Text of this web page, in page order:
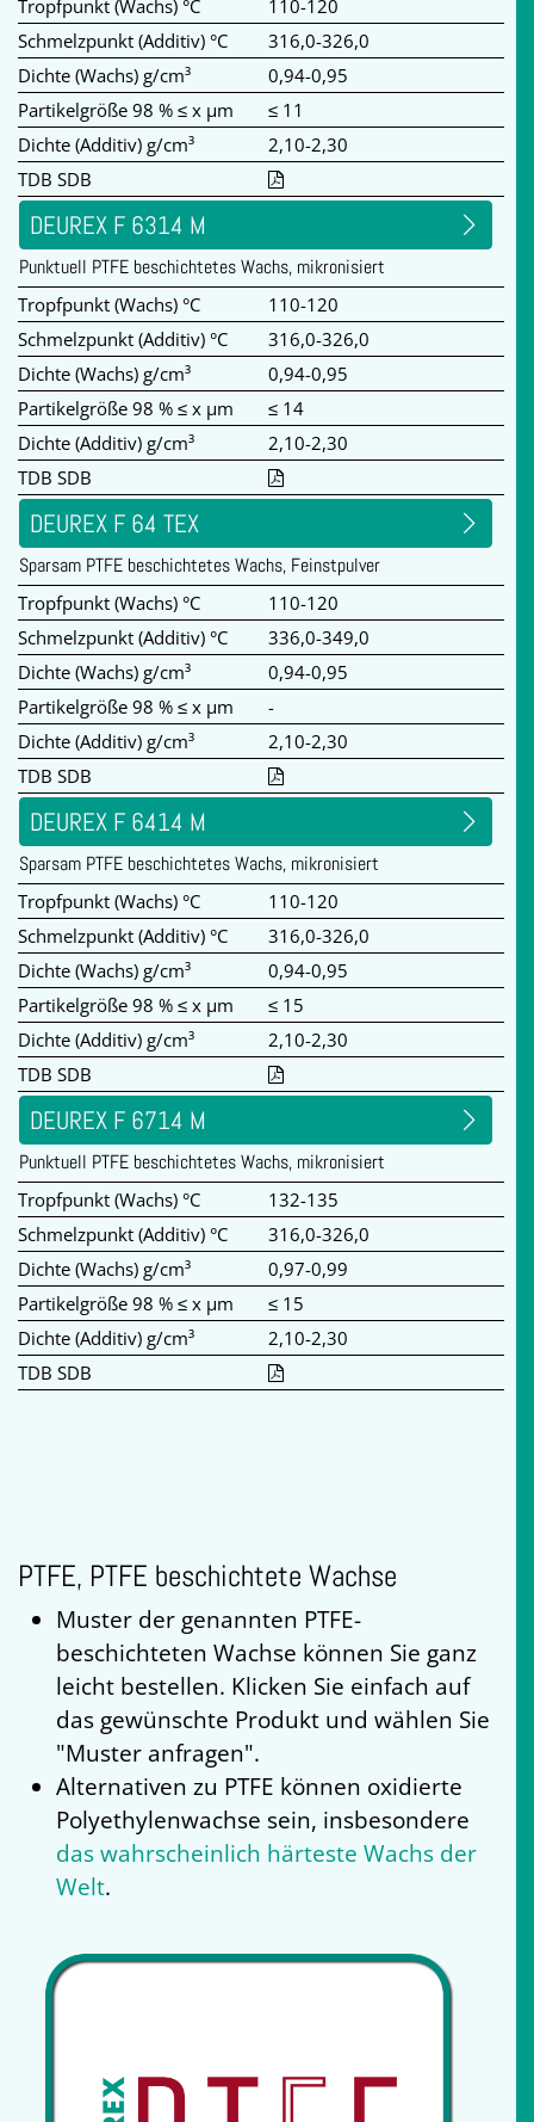
Tropfpunkt (Wachs) °C
110-120
Schmelzpunkt (Additiv) °C
316,0-326,0
Dichte (Wachs) g/cm³
0,94-0,95
Partikelgröße 98 % ≤ x µm
≤ 11
Dichte (Additiv) g/cm³
2,10-2,30
TDB SDB
DEUREX F 6314 M
Punktuell PTFE beschichtetes Wachs, mikronisiert
Tropfpunkt (Wachs) °C
110-120
Schmelzpunkt (Additiv) °C
316,0-326,0
Dichte (Wachs) g/cm³
0,94-0,95
Partikelgröße 98 % ≤ x µm
≤ 14
Dichte (Additiv) g/cm³
2,10-2,30
TDB SDB
DEUREX F 64 TEX
Sparsam PTFE beschichtetes Wachs, Feinstpulver
Tropfpunkt (Wachs) °C
110-120
Schmelzpunkt (Additiv) °C
336,0-349,0
Dichte (Wachs) g/cm³
0,94-0,95
Partikelgröße 98 % ≤ x µm
-
Dichte (Additiv) g/cm³
2,10-2,30
TDB SDB
DEUREX F 6414 M
Sparsam PTFE beschichtetes Wachs, mikronisiert
Tropfpunkt (Wachs) °C
110-120
Schmelzpunkt (Additiv) °C
316,0-326,0
Dichte (Wachs) g/cm³
0,94-0,95
Partikelgröße 98 % ≤ x µm
≤ 15
Dichte (Additiv) g/cm³
2,10-2,30
TDB SDB
DEUREX F 6714 M
Punktuell PTFE beschichtetes Wachs, mikronisiert
Tropfpunkt (Wachs) °C
132-135
Schmelzpunkt (Additiv) °C
316,0-326,0
Dichte (Wachs) g/cm³
0,97-0,99
Partikelgröße 98 % ≤ x µm
≤ 15
Dichte (Additiv) g/cm³
2,10-2,30
TDB SDB
PTFE, PTFE beschichtete Wachse
Muster der genannten PTFE-
beschichteten Wachse können Sie ganz
leicht bestellen. Klicken Sie einfach auf
das gewünschte Produkt und wählen Sie
"Muster anfragen".
Alternativen zu PTFE können oxidierte
Polyethylenwachse sein, insbesondere
das wahrscheinlich härteste Wachs der
Welt.